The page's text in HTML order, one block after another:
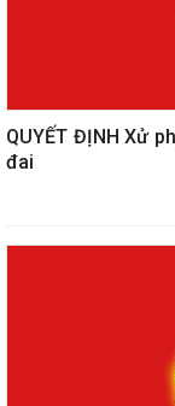
QUYẾT ĐỊNH Xử
đai